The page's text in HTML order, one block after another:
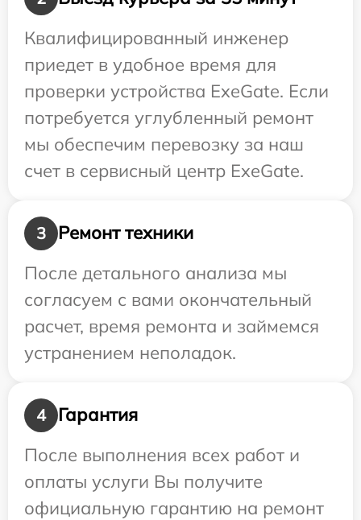
Квалифицированный инженер
приедет в удобное время для
проверки устройства ExeGate. Если
потребуется углубленный ремонт
мы обеспечим перевозку за наш
счет в сервисный центр ExeGate.
3
Ремонт техники
После детального анализа мы
согласуем с вами окончательный
расчет, время ремонта и займемся
устранением неполадок.
4
Гарантия
После выполнения всех работ и
оплаты услуги Вы получите
официальную гарантию на ремонт